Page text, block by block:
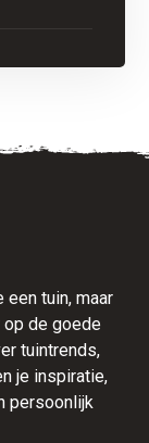
een tuin, maar
op de goede
tuintrends,
je inspiratie,
persoonlijk